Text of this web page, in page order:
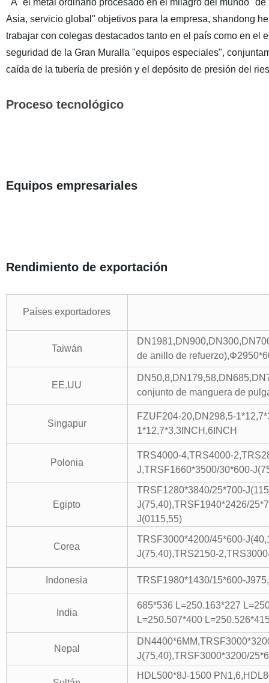
A "el metal ordinario procesado en el milagro del mundo"
Asia, servicio global" objetivos para la empresa, shandong
trabajar con colegas destacados tanto en el país como en el
seguridad de la Gran Muralla "equipos especiales",
caída de la tubería de presión y el depósito de presión del
Proceso tecnológico
Equipos empresariales
Rendimiento de exportación
Países exportadores
Taiwán
de anillo de
EE.UU
conjunto de manguera de
Singapur
FZUF204-20,DN298,5-
1*12,7*3,3INCH,6INCH
Polonia
TRS4000-4,TRS4000-
J,TRSF1660*3500/30*600-
Egipto
TRSF1280*3840/25*700-
J(75,40),TRSF1940*2426/
J(0115,55)
Corea
TRSF3000*4200/45*600-
J(75,40),TRS2150-
Indonesia TRSF1980*1430/15*600-
India
685*536 L=250.163*227
L=250.507*400
Nepal
J(75,40),TRSF3000*3200/
HDL500*8J-1500